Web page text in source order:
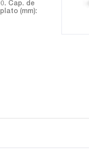
Cap. de
(mm):